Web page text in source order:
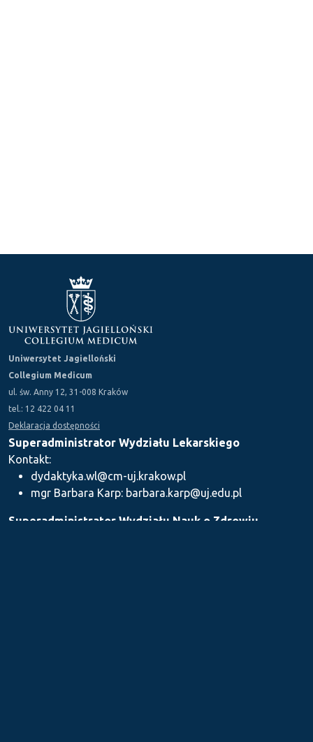
Uniwersytet Jagielloński
Collegium Medicum
ul. św. Anny 12, 31-008 Kraków
tel.: 12 422 04 11
Deklaracja dostępności
Superadministrator Wydziału Lekarskiego
Kontakt:
dydaktyka.wl@cm-uj.krakow.pl
mgr Barbara Karp: barbara.karp@uj.edu.pl
Superadministrator Wydziału Nauk o Zdrowiu